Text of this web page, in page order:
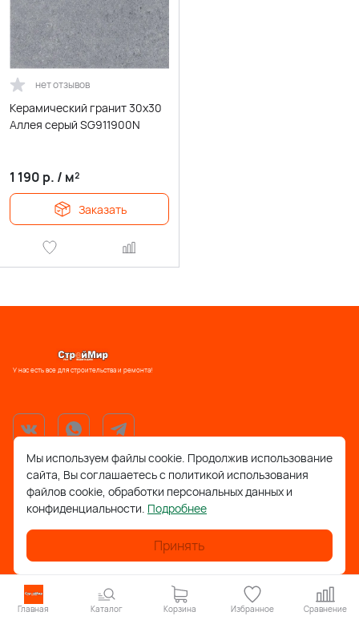
нет отзывов
Керамический гранит 30х30
Аллея серый SG911900N
1 190 р. / м²
Заказать
У нас есть все для строительства и ремонта!
support@stroymir48.ru
Липецкая обл., г. Грязи, ул. 30 лет Победы, 52, ТРЦ
Главная Каталог Корзина Избранное Сравнение
Мы используем файлы cookie. Продолжив использование
сайта, Вы соглашаетесь с политикой использования
файлов cookie, обработки персональных данных и
конфиденциальности. Подробнее
Принять